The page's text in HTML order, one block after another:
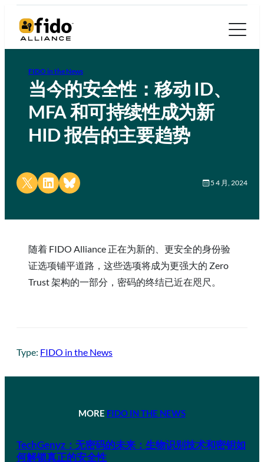
FIDO in the News
当今的安全性：移动 ID、
MFA 和可持续性成为新
HID 报告的主要趋势
Share on X Share on LinkedIn
Share on Bluesky 5 4 月, 2024
随着 FIDO Alliance 正在为新的、更安全的身份验
证选项铺平道路，这些选项将成为更强大的 Zero
Trust 架构的一部分，密码的终结已近在咫尺。
Type: FIDO in the News
MORE FIDO IN THE NEWS
TechGenyz：无密码的未来：生物识别技术和密钥如
何解锁真正的安全性